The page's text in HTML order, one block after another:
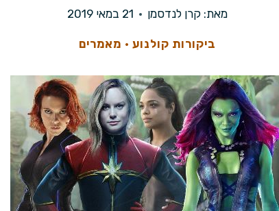
מאת: קרן לנדסמן 21 במאי 2019
ביקורות קולנוע· מאמרים